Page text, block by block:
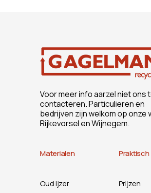
Voor meer info aarzel niet ons
contacteren. Particulieren en
bedrijven zijn welkom op onze
Rijkevorsel en Wijnegem.
Materialen
Oud ijzer
Praktisch
Prijzen